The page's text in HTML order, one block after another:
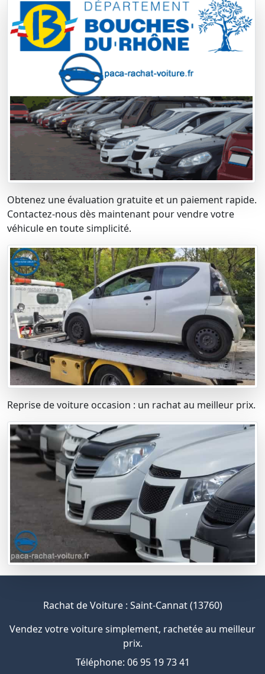
Obtenez une évaluation gratuite et un paiement rapide.
Contactez-nous dès maintenant pour vendre votre
véhicule en toute simplicité.
Reprise de voiture occasion : un rachat au meilleur prix.
Rachat de Voiture : Saint-Cannat (13760)
Vendez votre voiture simplement, rachetée au meilleur
prix.
Téléphone: 06 95 19 73 41